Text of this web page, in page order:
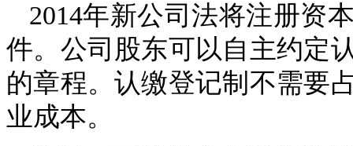
2014年新公司法将注册资
件。公司股东可以自主约定
的章程。认缴登记制不需要
业成本。